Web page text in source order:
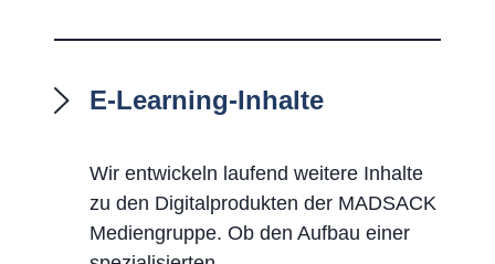
E-Learning-Inhalte
Wir entwickeln laufend weitere Inhalte
zu den Digitalprodukten der MADSACK
Mediengruppe. Ob den Aufbau einer